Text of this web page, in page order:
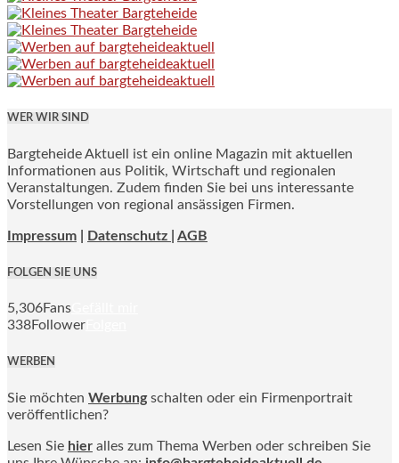
WER WIR SIND
Bargteheide Aktuell ist ein online Magazin mit aktuellen
Informationen aus Politik, Wirtschaft und regionalen
Veranstaltungen. Zudem finden Sie bei uns interessante
Vorstellungen von regional ansässigen Firmen.
Impressum Datenschutz | AGB
FOLGEN SIE UNS
5,306Fans
338Follower
WERBEN
Sie möchten Werbung schalten oder ein Firmenportrait
veröffentlichen?
Lesen Sie hier alles zum Thema Werben oder schreiben Sie